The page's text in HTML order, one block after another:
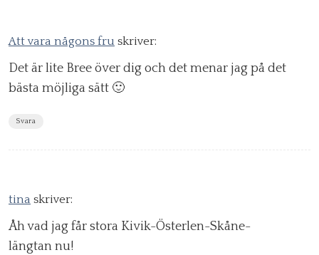
Att vara någons fru skriver:
Det är lite Bree över dig och det menar jag på det
bästa möjliga sätt 🙂
Svara
tina skriver:
Åh vad jag får stora Kivik-Österlen-Skåne-
längtan nu!